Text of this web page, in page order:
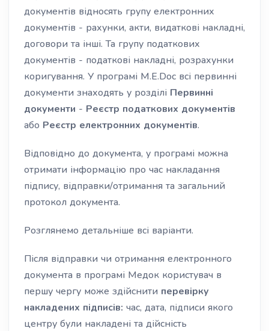
документів відносять групу електронних
документів - рахунки, акти, видаткові накладні,
договори та інші. Та групу податкових
документів - податкові накладні, розрахунки
коригування. У програмі M.E.Doc всі первинні
документи знаходять у розділі Первинні
документи - Реєстр податкових документів
або Реєстр електронних документів.
Відповідно до документа, у програмі можна
отримати інформацію про час накладання
підпису, відправки/отримання та загальний
протокол документа.
Розглянемо детальніше всі варіанти.
Після відправки чи отримання електронного
документа в програмі Медок користувач в
першу чергу може здійснити перевірку
накладених підписів: час, дата, підписи якого
центру були накладені та дійсність